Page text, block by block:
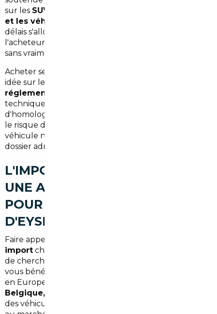
sur les SUV familiaux, les hybrides rechargeables
et les véhicules récents à faible kilométrage
délais s'allongent, les remises se réduisent, et
l'acheteur se retrouve souvent à payer le prix fort
sans vraiment négocier.
Acheter seul à l'étranger peut sembler une bonne
idée sur le papier. Mais sans maîtriser les
réglementations douanières
techniques propres à chaque pays, les démarches
d'homologation ou les pièges des annonces en ligne,
le risque de mauvaise surprise est réel : frais cachés,
véhicule non conforme aux normes françaises,
dossier administratif incomplet.
L'IMPORT VIA UN COURTIER :
UNE ALTERNATIVE CONCRÈTE
POUR LES RÉSIDENTS
D'EYSINES
Faire appel à un
import change radicalement l'équation. Plutôt que
de chercher seul sur des plateformes étrangères,
vous bénéficiez d'un réseau de partenaires qualifiés
en Europe — principalement en
Belgique, Espagne et Portugal
des véhicules sélectionnés, contrôlés et conformes